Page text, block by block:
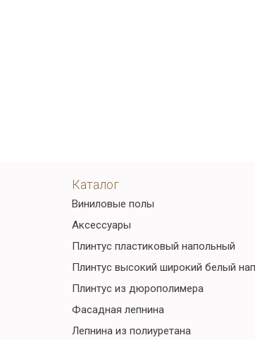
Каталог
Виниловые полы
Аксессуары
Плинтус пластиковый напольный
Плинтус высокий широкий белый
Плинтус из дюрополимера
Фасадная лепнина
Лепнина из полиуретана